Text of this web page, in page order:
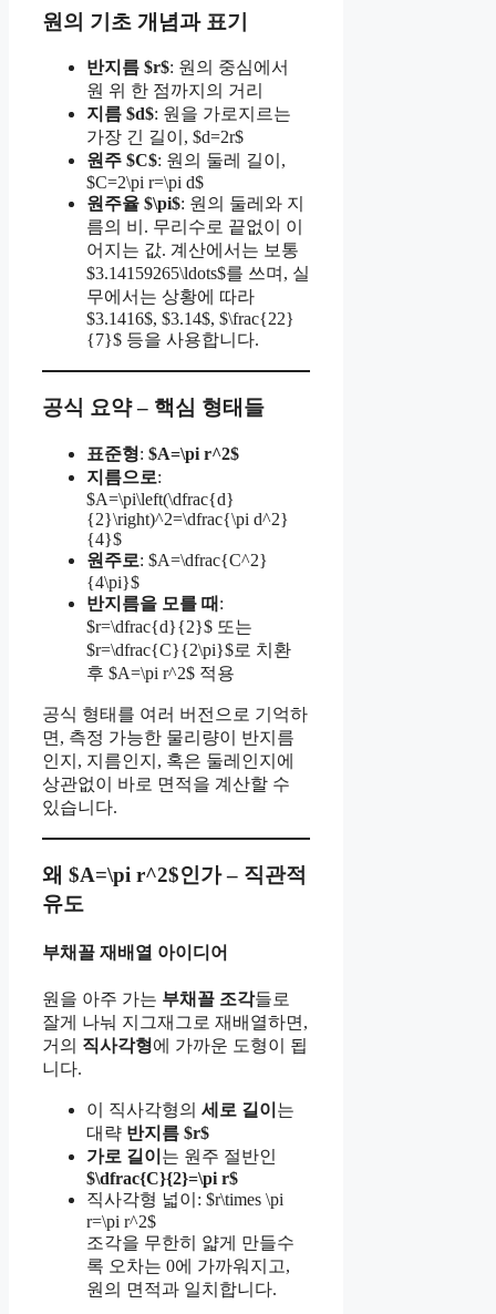
원의 기초 개념과 표기
반지름 $r$: 원의 중심에서
원 위 한 점까지의 거리
지름 $d$: 원을 가로지르는
가장 긴 길이, $d=2r$
원주 $C$: 원의 둘레 길이,
$C=2\pi r=\pi d$
원주율 $\pi$: 원의 둘레와 지
름의 비. 무리수로 끝없이 이
어지는 값. 계산에서는 보통
$3.14159265\ldots$를 쓰며, 실
무에서는 상황에 따라
$3.1416$, $3.14$, $\frac{22}
{7}$ 등을 사용합니다.
공식 요약 – 핵심 형태들
표준형: $A=\pi r^2$
지름으로:
$A=\pi\left(\dfrac{d}
{2}\right)^2=\dfrac{\pi d^2}
{4}$
원주로: $A=\dfrac{C^2}
{4\pi}$
반지름을 모를 때 :
$r=\dfrac{d}{2}$ 또는
$r=\dfrac{C}{2\pi}$로 치환
후 $A=\pi r^2$ 적용
공식 형태를 여러 버전으로 기억하
면, 측정 가능한 물리량이 반지름
인지, 지름인지, 혹은 둘레인지에
상관없이 바로 면적을 계산할 수
있습니다.
왜 $A=\pi r^2$인가 – 직관적
유도
부채꼴 재배열 아이디어
원을 아주 가는 부채꼴 조각들로
잘게 나눠 지그재그로 재배열하면,
거의 직사각형에 가까운 도형이 됩
니다.
이 직사각형의 세로 길이 는
대략 반지름 $r$
가로 길이 는 원주 절반인
$\dfrac{C}{2}=\pi r$
직사각형 넓이: $r\times \pi
r=\pi r^2$
조각을 무한히 얇게 만들수
록 오차는 0에 가까워지고,
원의 면적과 일치합니다.